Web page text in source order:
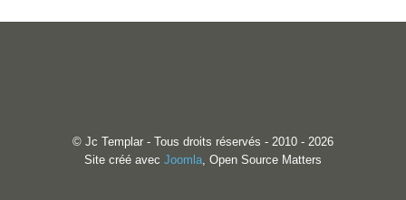
© Jc Templar - Tous droits réservés - 2010 - 2026
Site créé avec Joomla , Open Source Matters